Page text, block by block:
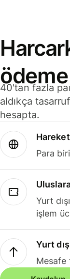
40'tan fazla
aldıkça
hesapta.
Para
Yurt
işlem
Yurt
Mesafe